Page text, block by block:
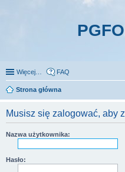
Więcej… FAQ
Strona główna
Musisz się zalogować, aby
Nazwa użytkownika:
Hasło: